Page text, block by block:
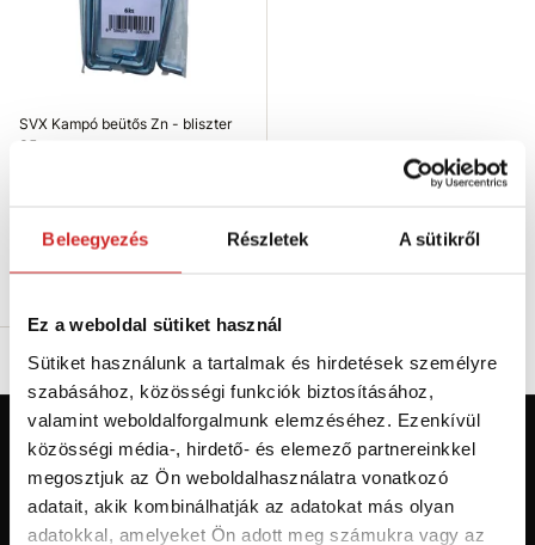
Beleegyezés Részletek A sütikről
Ez a weboldal sütiket használ
Sütiket használunk a tartalmak és hirdetések személyre
szabásához, közösségi funkciók biztosításához,
valamint weboldalforgalmunk elemzéséhez. Ezenkívül
közösségi média-, hirdető- és elemező partnereinkkel
megosztjuk az Ön weboldalhasználatra vonatkozó
adatait, akik kombinálhatják az adatokat más olyan
adatokkal, amelyeket Ön adott meg számukra vagy az
SVX Kampó beütős Zn - bliszter
35
Raktáron 260 db
Először jár az svx.hu-n? Regisztráljon és
szerezzen áttekintést az aktuális
újdonságokról és akciókról.